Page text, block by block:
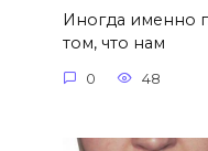
Иногда именно
том, что нам
0 48